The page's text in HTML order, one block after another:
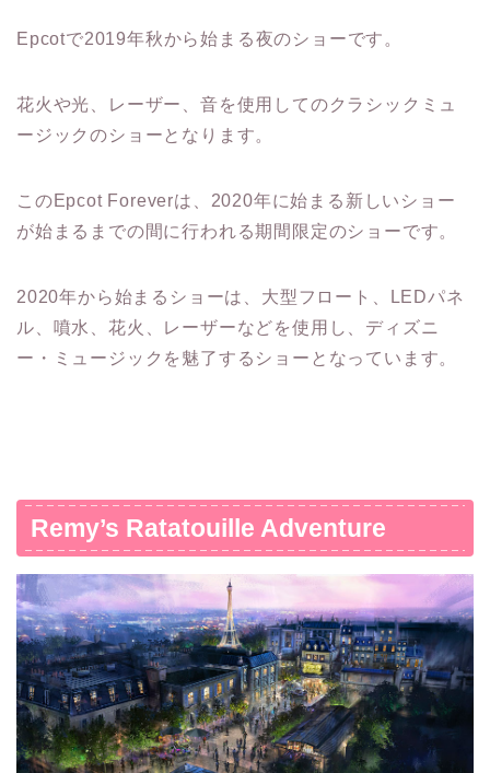
Epcotで2019年秋から始まる夜のショーです。
花火や光、レーザー、音を使用してのクラシックミュ
ージックのショーとなります。
このEpcot Foreverは、2020年に始まる新しいショー
が始まるまでの間に行われる期間限定のショーです。
2020年から始まるショーは、大型フロート、LEDパネ
ル、噴水、花火、レーザーなどを使用し、ディズニ
ー・ミュージックを魅了するショーとなっています。
Remy’s Ratatouille Adventure